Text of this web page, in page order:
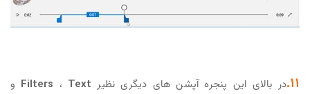
۱۱. در بالای این پنجره آپشن های دیگری نظیر Filters ، Text
و